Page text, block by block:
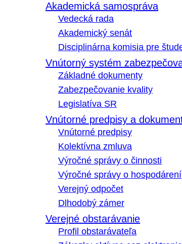
Akademická samospráva
Vedecká rada
Akademický senát
Disciplinárna komisia pre
Vnútorný systém
Základné dokumenty
Zabezpečovanie kvality
Legislatíva SR
Vnútorné predpisy a
Vnútorné predpisy
Kolektívna zmluva
Výročné správy o činnosti
Výročné správy o hospodárení
Verejný odpočet
Dlhodobý zámer
Verejné obstarávanie
Profil obstarávateľa